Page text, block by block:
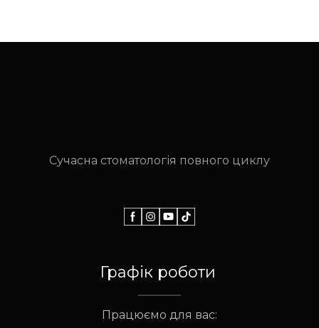
Сучасна стоматологія повного циклу
Графік роботи
Працюємо для вас: